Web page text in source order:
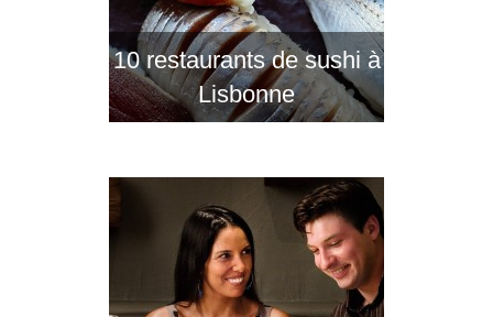
10 restaurants de sushi à
Lisbonne